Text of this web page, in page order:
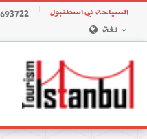
السياحة في اسطنبول
لغة